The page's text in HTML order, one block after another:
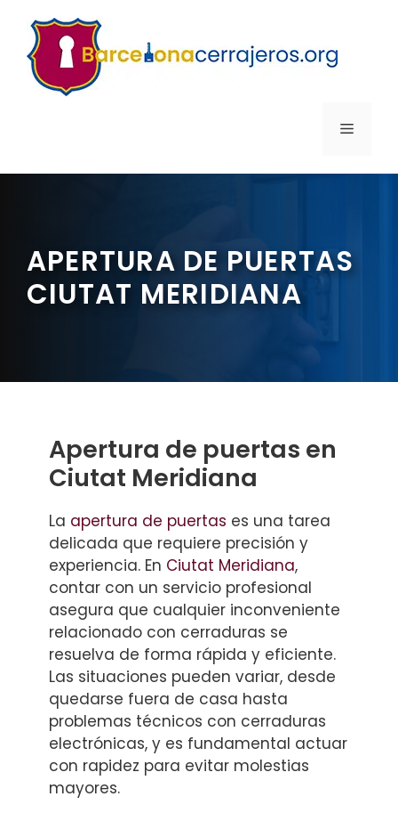
contenido
MENÚ
APERTURA DE PUERTAS
CIUTAT MERIDIANA
Apertura de puertas en
Ciutat Meridiana
La apertura de puertas es una tarea
delicada que requiere precisión y
experiencia. En Ciutat Meridiana,
contar con un servicio profesional
asegura que cualquier inconveniente
relacionado con cerraduras se
resuelva de forma rápida y eficiente.
Las situaciones pueden variar, desde
quedarse fuera de casa hasta
problemas técnicos con cerraduras
electrónicas, y es fundamental actuar
con rapidez para evitar molestias
mayores.